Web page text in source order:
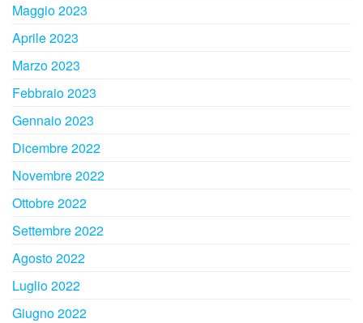
Maggio 2023
Aprile 2023
Marzo 2023
Febbraio 2023
Gennaio 2023
Dicembre 2022
Novembre 2022
Ottobre 2022
Settembre 2022
Agosto 2022
Luglio 2022
Giugno 2022